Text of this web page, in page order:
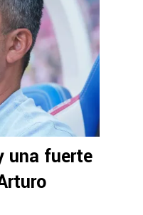
una fuerte